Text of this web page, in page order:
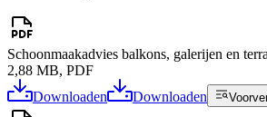
Schoonmaakadvies balkons, galerijen en
2,88 MB, PDF
Downloaden
Downloaden